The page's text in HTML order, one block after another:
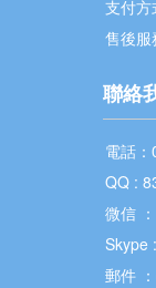
支付方
售後服
聯絡
電話
QQ :
微信
Skype
郵件